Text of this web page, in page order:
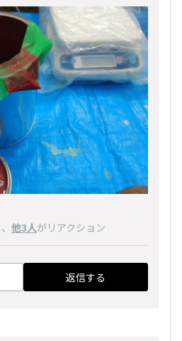
、 他3人がリアクション
返信する